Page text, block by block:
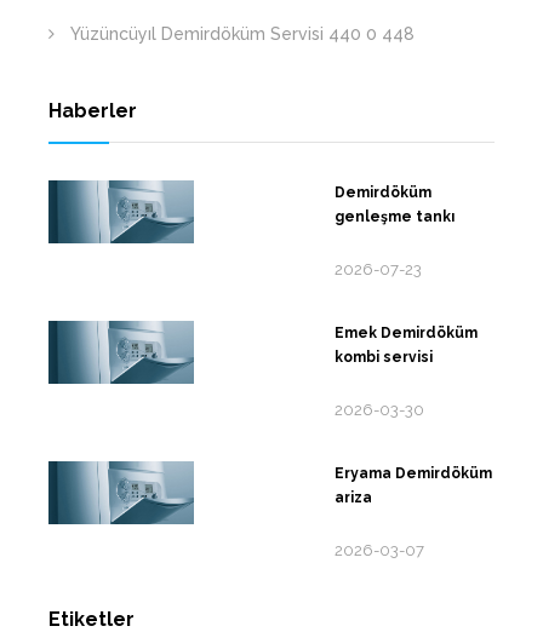
Yüzüncüyıl Demirdöküm Servisi 440 0 448
Haberler
Demirdöküm
genleşme tankı
2026-07-23
Emek Demirdöküm
kombi servisi
2026-03-30
Eryama Demirdöküm
ariza
2026-03-07
Etiketler